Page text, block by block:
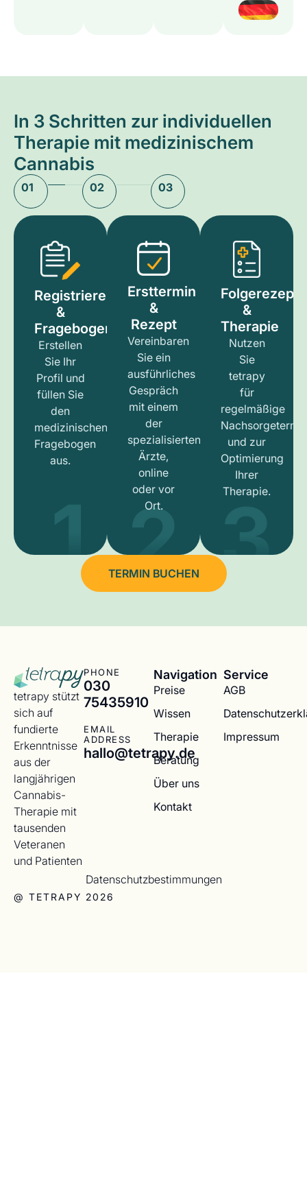
In 3 Schritten zur individuellen
Therapie mit medizinischem
Cannabis
01 02 03
Registrieren
&
Fragebogen
Erstellen
Sie Ihr
Profil und
füllen Sie
den
medizinischen
Fragebogen
aus.
1
Ersttermin
&
Rezept
Vereinbaren
Sie ein
ausführliches
Gespräch
mit einem
der
spezialisierten
Ärzte,
online
oder vor
Ort.
2
Folgerezept
&
Therapie
Nutzen
Sie
tetrapy
für
regelmäßige
und zur
Optimierung
Ihrer
Therapie.
3
TERMIN BUCHEN
tetrapy stützt
sich auf
fundierte
Erkenntnisse
aus der
langjährigen
Cannabis-
Therapie mit
tausenden
Veteranen
und Patienten
PHONE
030
75435910
EMAIL
ADDRESS
hallo@tetrapy.de
Navigation
Preise
Wissen
Therapie
Beratung
Über uns
Kontakt
Service
AGB
Impressum
@ TETRAPY 2026
Datenschutzbestimmungen